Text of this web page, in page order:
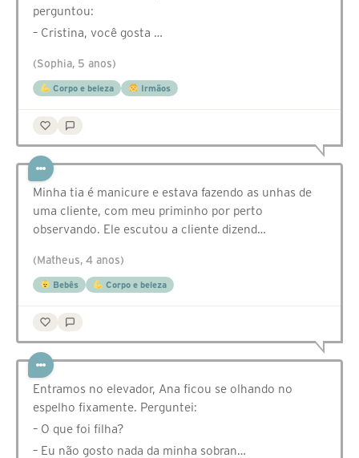
perguntou:
– Cristina, você gosta …
(Sophia, 5 anos)
Corpo e beleza Irmãos
Minha tia é manicure e estava fazendo as unhas de
uma cliente, com meu priminho por perto
observando. Ele escutou a cliente dizend…
(Matheus, 4 anos)
Bebês Corpo e beleza
Entramos no elevador, Ana ficou se olhando no
espelho fixamente. Perguntei:
– O que foi filha?
– Eu não gosto nada da minha sobran…